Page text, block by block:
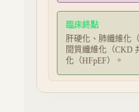
臨床終點
肝硬化、肺纖維化
間質纖維化（CKD
化（HFpEF）。